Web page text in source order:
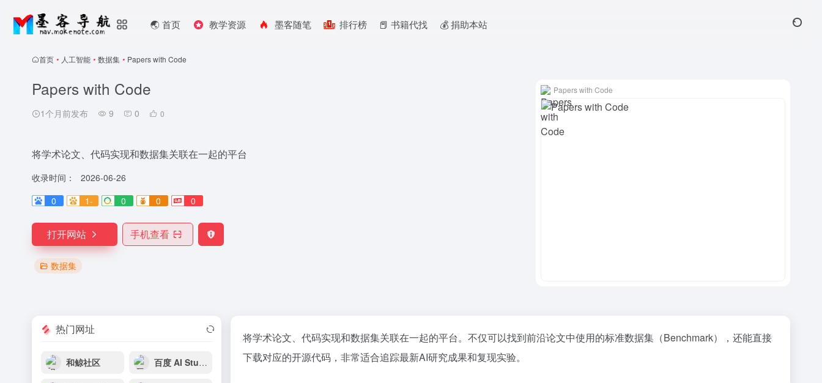
🌏️ 首页 教学资源 墨客随笔 排行榜 📕 书籍代找 💰️ 捐助本站
首页 • 人工智能 • 数据集 • Papers with Code
Papers with Code
1个月前发布 9 0 0
将学术论文、代码实现和数据集关联在一起的平台
收录时间：
2026-06-26
0
1- 0 0 0
打开网站 手机查看
数据集
Papers with Code
将学术论文、代码实现和数据集关联在一起的平台。不仅可以找到前沿论文中使用的标准数据集（Benchmark），还能直接
下载对应的开源代码，非常适合追踪最新AI研究成果和复现实验。
热门网址
和鲸社区 百度 AI Studio